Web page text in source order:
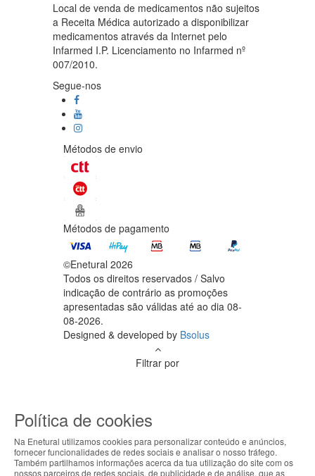
Local de venda de medicamentos não sujeitos
a Receita Médica autorizado a disponibilizar
medicamentos através da Internet pelo
Infarmed I.P. Licenciamento no Infarmed nº
007/2010.
Segue-nos
Métodos de envio
Métodos de pagamento
©Enetural 2026
Todos os direitos reservados / Salvo
indicação de contrário as promoções
apresentadas são válidas até ao dia 08-
08-2026.
Designed & developed by Bsolus
Filtrar por
ABOUT THE COOKIES
O teu carrinho está vazio.
Política de cookies
Na Enetural utilizamos cookies para personalizar conteúdo e anúncios,
fornecer funcionalidades de redes sociais e analisar o nosso tráfego.
Também partilhamos informações acerca da tua utilização do site com os
nossos parceiros de redes sociais, de publicidade e de análise, que as